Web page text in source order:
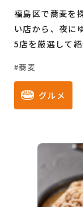
福島区で蕎麦を
い店から、夜に
5店を厳選して紹
蕎麦
グルメ